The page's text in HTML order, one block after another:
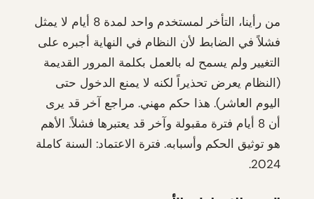
من رأينا، التأخر لمستخدم واحد لمدة 8 أيام لا يمثل
فشلاً في الضابط لأن النظام في النهاية أجبره على
التغيير ولم يسمح له بالعمل بكلمة المرور القديمة
(النظام يعرض تحذيراً لكنه لا يمنع الدخول حتى
اليوم العاشر). هذا حكم مهني. مراجع آخر قد يرى
أن 8 أيام فترة مقبولة وآخر قد يعتبرها فشلاً. الأهم
هو توثيق الحكم وأسبابه. فترة الاعتماد: السنة كاملة
2024.